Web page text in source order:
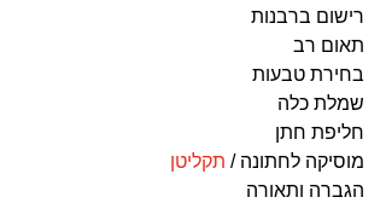
רישום ברבנות
תאום רב
בחירת טבעות
שמלת כלה
חליפת חתן
מוסיקה לחתונה / תקליטן
הגברה ותאורה